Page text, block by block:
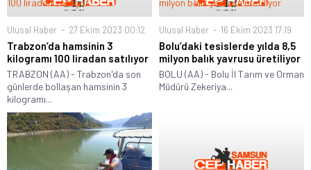
Ulusal Haber 27 Ekim 2023 00:12
Trabzon’da hamsinin 3
kilogramı 100 liradan satılıyor
TRABZON (AA) - Trabzon'da son
günlerde bollaşan hamsinin 3
kilogramı...
Ulusal Haber 16 Ekim 2023 17:19
Bolu’daki tesislerde yılda 8,5
milyon balık yavrusu üretiliyor
BOLU (AA) - Bolu İl Tarım ve Orman
Müdürü Zekeriya...